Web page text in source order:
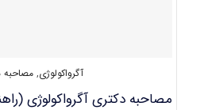
آگرواکولوژی,مصاحبه
مصاحبه دکتری آگرواکولوژی